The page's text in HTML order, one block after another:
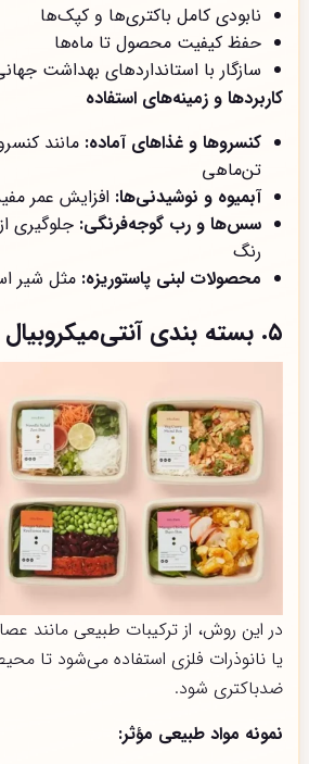
نابودی کامل باکتری‌ها و کپک‌ها
حفظ کیفیت محصول تا ماه‌ها
سازگار با استانداردهای بهداشت
کاربردها و زمینه‌های استفاده
کنسروها و غذاهای آماده: مانند
تن‌ماهی
آبمیوه و نوشیدنی‌ها: افزایش عمر
سس‌ها و رب گوجه‌فرنگی: جلوگیری
رنگ
محصولات لبنی پاستوریزه: مثل شیر
۵. بسته بندی آنتی‌میکروبیال
در این روش، از ترکیبات طبیعی مانند
یا نانوذرات فلزی استفاده می‌شود تا
ضدباکتری شود.
نمونه مواد طبیعی مؤثر: